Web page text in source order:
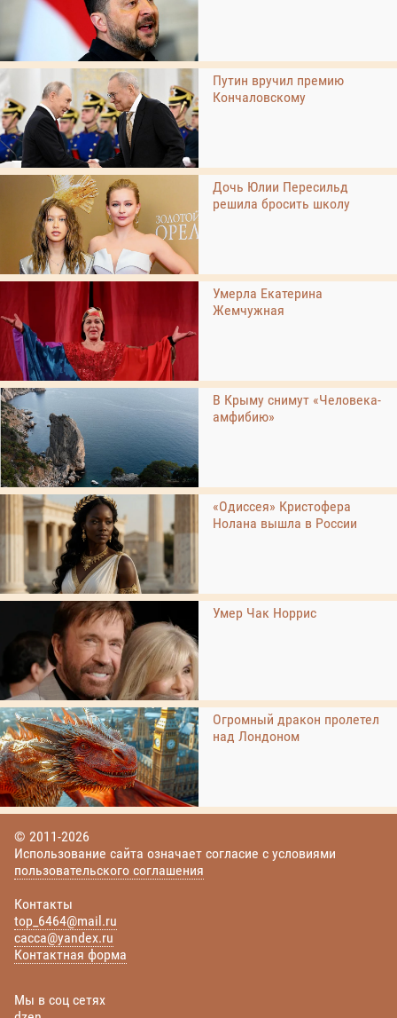
Путин вручил премию
Кончаловскому
Дочь Юлии Пересильд
решила бросить школу
Умерла Екатерина
Жемчужная
В Крыму снимут «Человека-
амфибию»
«Одиссея» Кристофера
Нолана вышла в России
Умер Чак Норрис
Огромный дракон пролетел
над Лондоном
© 2011-2026
Использование сайта означает согласие с условиями
пользовательского соглашения
Контакты
top_6464@mail.ru
cacca@yandex.ru
Контактная форма
Мы в соц сетях